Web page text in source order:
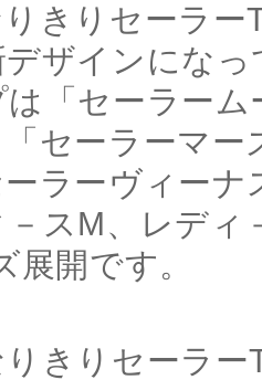
きりセーラ
ザインにな
「セーラー
セーラーマー
ラーヴィー
スM、レディ
展開です。
きりセーラ